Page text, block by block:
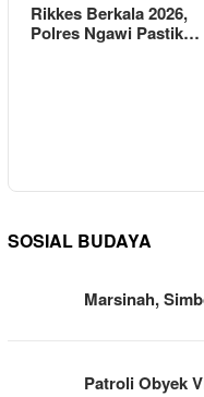
Rikkes Berkala 2026,
Polres Ngawi Pastik…
SOSIAL BUDAYA
Marsinah,
Patroli Obyek